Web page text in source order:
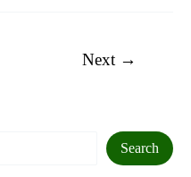
Next →
Search